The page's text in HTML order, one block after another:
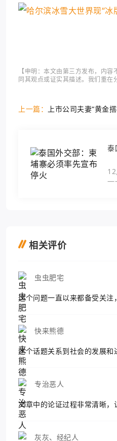
【申明：本文由第三方发布，内
同其观点或证实其描述。我们重在
上一篇： 上市公司夫妻“黄金
泰
相关评价
虫虫肥宅
这个问题一直以来都备受关注
快来熊德
这个话题关系到社会的发展和
专治恶人
文章中的论证过程非常清晰，
灰灰、经纪人